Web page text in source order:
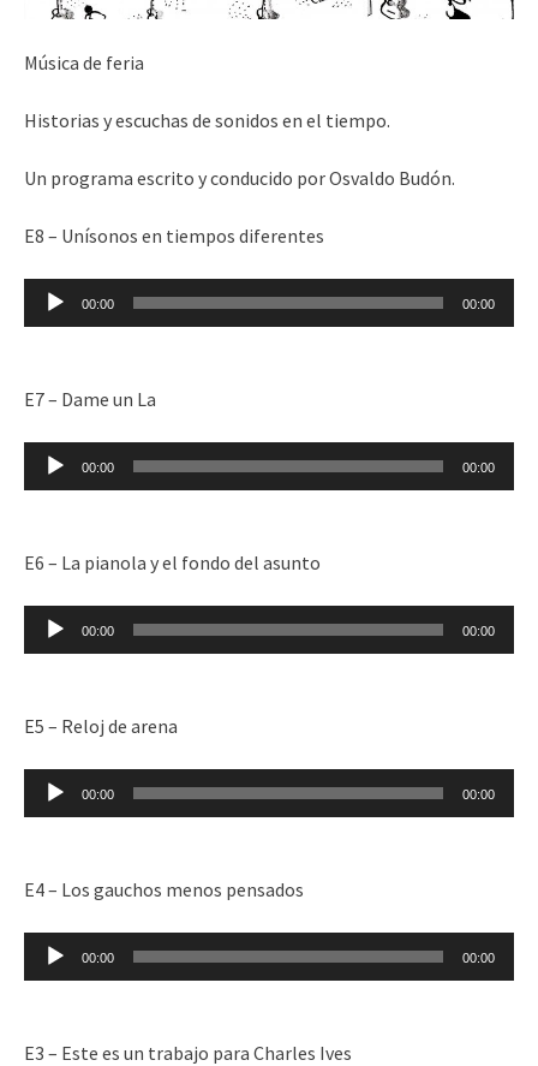
Música de feria
Historias y escuchas de sonidos en el tiempo.
Un programa escrito y conducido por Osvaldo Budón.
E8 – Unísonos en tiempos diferentes
Reproductor
00:00 00:00
E7 – Dame un La
Reproductor
00:00 00:00
E6 – La pianola y el fondo del asunto
Reproductor
00:00 00:00
E5 – Reloj de arena
Reproductor
00:00 00:00
E4 – Los gauchos menos pensados
Reproductor
00:00 00:00
E3 – Este es un trabajo para Charles Ives